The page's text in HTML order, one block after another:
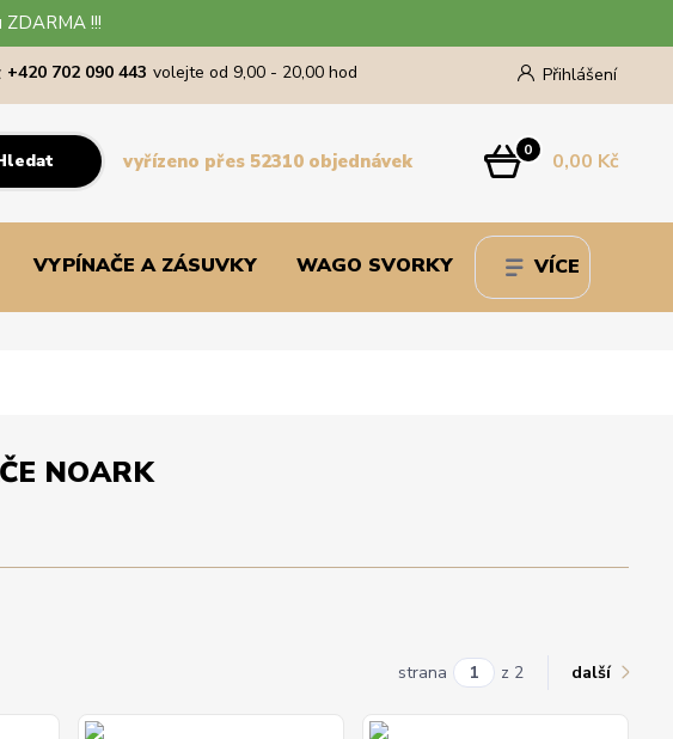
!!!
Přihlášení
+420 702 090 443 volejte od 9,00 - 20,00 hod
0 0,00 Kč
vyřízeno přes 52310 objednávek
VYPÍNAČE A ZÁSUVKY WAGO SVORKY VÍCE
NOARK
strana z 2 další